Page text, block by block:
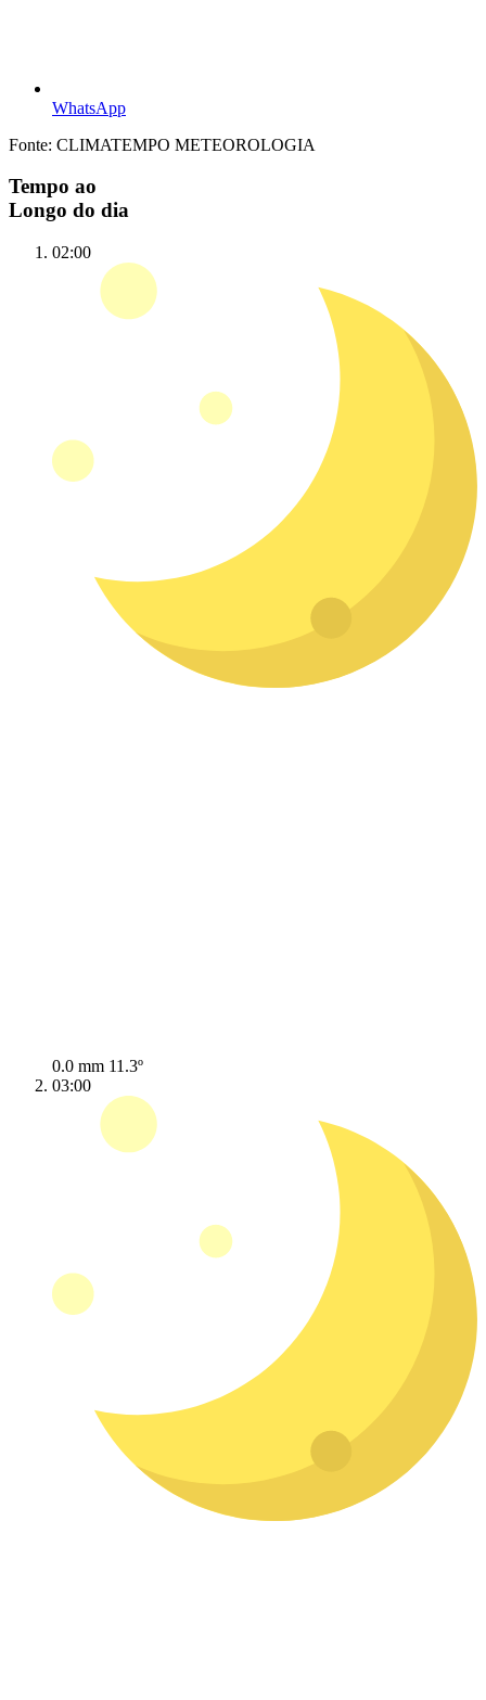
WhatsApp
Fonte: CLIMATEMPO METEOROLOGIA
Tempo ao
Longo do dia
02:00
0.0 mm 11.3º
03:00